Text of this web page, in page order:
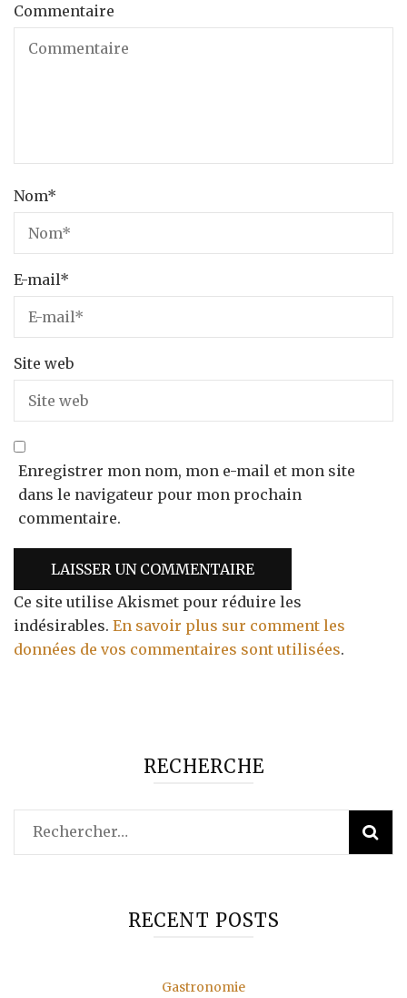
Commentaire
Nom*
E-mail*
Site web
Enregistrer mon nom, mon e-mail et mon site
dans le navigateur pour mon prochain
commentaire.
Ce site utilise Akismet pour réduire les
indésirables. En savoir plus sur comment les
données de vos commentaires sont utilisées.
RECHERCHE
Rechercher :
RECENT POSTS
Gastronomie